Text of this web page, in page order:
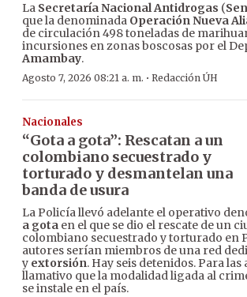
La Secretaría Nacional Antidrogas (
que la denominada Operación Nueva
de circulación 498 toneladas de
incursiones en zonas boscosas por el
Amambay.
Agosto 7, 2026 08:21 a. m. · Redacción ÚH
Nacionales
“Gota a gota”: Rescatan a un
colombiano secuestrado y
torturado y desmantelan una
banda de usura
La Policía llevó adelante el operativo
a gota en el que se dio el rescate de un
colombiano secuestrado y torturado en
autores serían miembros de una red
y extorsión. Hay seis detenidos. Para
llamativo que la modalidad ligada al
se instale en el país.